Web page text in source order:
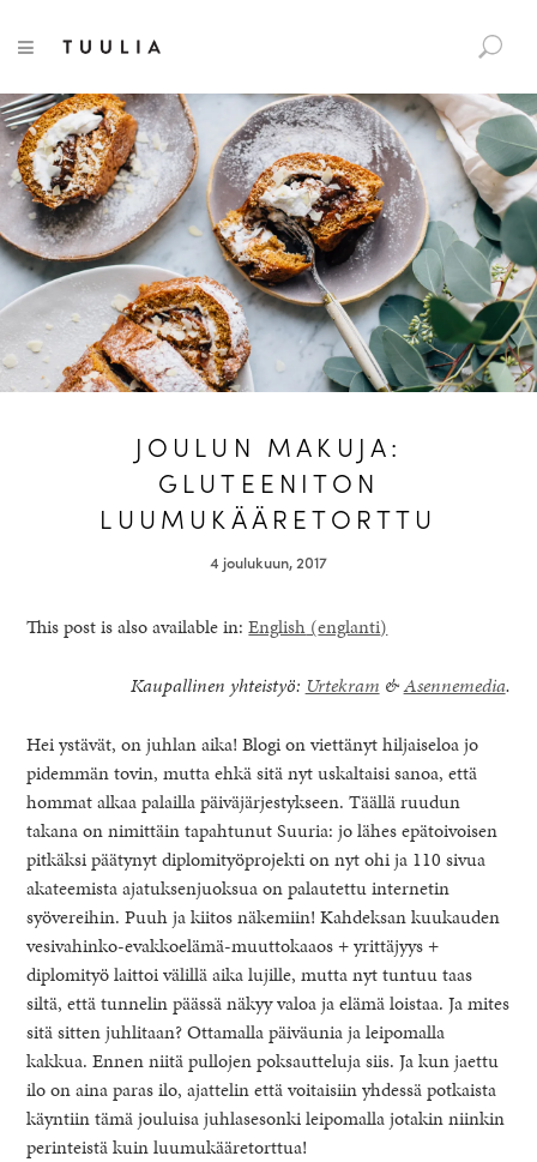
healthy living + good
a
r
c
h
f
o
TOGGLE NAVIGATION
JOULUN MAKUJA:
GLUTEENITON
LUUMUKÄÄRETORTTU
4 joulukuun, 2017
This post is also available in:English (englanti)
Kaupallinen yhteistyö: Urtekram &Asennemedia.
Hei ystävät, on juhlan aika! Blogi on viettänyt hiljaiseloa jo
pidemmän tovin, mutta ehkä sitä nyt uskaltaisi sanoa, että
hommat alkaa palailla päiväjärjestykseen. Täällä ruudun
takana on nimittäin tapahtunut Suuria: jo lähes epätoivoisen
pitkäksi päätynyt diplomityöprojekti on nyt ohi ja 110 sivua
akateemista ajatuksenjuoksua on palautettu internetin
syövereihin. Puuh ja kiitos näkemiin! Kahdeksan kuukauden
vesivahinko-evakkoelämä-muuttokaaos + yrittäjyys +
diplomityö laittoi välillä aika lujille, mutta nyt tuntuu taas
siltä, että tunnelin päässä näkyy valoa ja elämä loistaa. Ja mites
sitä sitten juhlitaan? Ottamalla päiväunia ja leipomalla
kakkua. Ennen niitä pullojen poksautteluja siis. Ja kun jaettu
ilo on aina paras ilo, ajattelin että voitaisiin yhdessä potkaista
käyntiin tämä jouluisa juhlasesonki leipomalla jotakin niinkin
perinteistä kuin luumukääretorttua!